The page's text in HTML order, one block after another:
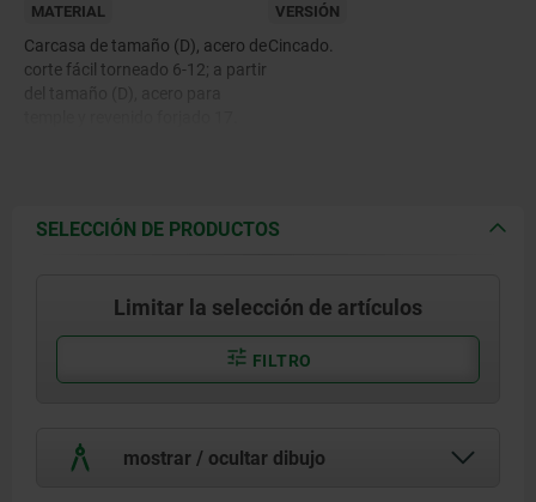
MATERIAL
Carcasa de tamaño (D), acero de
corte fácil torneado 6-12; a partir
de cilindros con tejido de PTFE
VERSIÓN
Cincado.
SELECCIÓN DE PRODUCTOS
Limitar la selección de artículos
FILTRO
mostrar / ocultar dibujo